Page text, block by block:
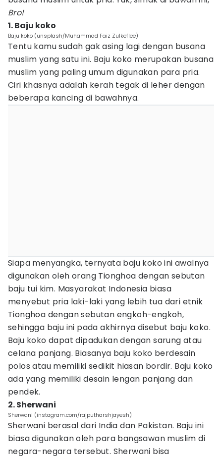
Bro!
1. Baju koko
Baju koko (unsplash/Muhammad Faiz Zulkeflee)
Tentu kamu sudah gak asing lagi dengan busana
muslim yang satu ini. Baju koko merupakan busana
muslim yang paling umum digunakan para pria.
Ciri khasnya adalah kerah tegak di leher dengan
beberapa kancing di bawahnya.
Siapa menyangka, ternyata baju koko ini awalnya
digunakan oleh orang Tionghoa dengan sebutan
baju tui kim. Masyarakat Indonesia biasa
menyebut pria laki-laki yang lebih tua dari etnik
Tionghoa dengan sebutan engkoh-engkoh,
sehingga baju ini pada akhirnya disebut baju koko.
Baju koko dapat dipadukan dengan sarung atau
celana panjang. Biasanya baju koko berdesain
polos atau memiliki sedikit hiasan bordir. Baju koko
ada yang memiliki desain lengan panjang dan
pendek.
2. Sherwani
Sherwani (instagram.com/rajputharshjayesh)
Sherwani berasal dari India dan Pakistan. Baju ini
biasa digunakan oleh para bangsawan muslim di
negara-negara tersebut. Sherwani bisa